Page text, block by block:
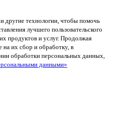
другие технологии, чтобы помочь
лучшего пользовательского
продуктов и услуг. Продолжая
на их сбор и обработку, в
обработки персональных данных,
данными»